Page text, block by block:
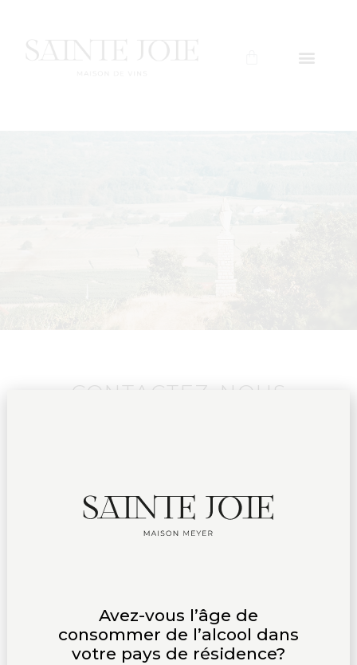
CONTACTEZ-NOUS
VINS@SAINTEJOIE.COM
Pour prendre un rendez-vous
ou pour toute autre question :
CONTACT@SAINTEJOIE.COM
Avez-vous l’âge de
consommer de l’alcool dans
votre pays de résidence?